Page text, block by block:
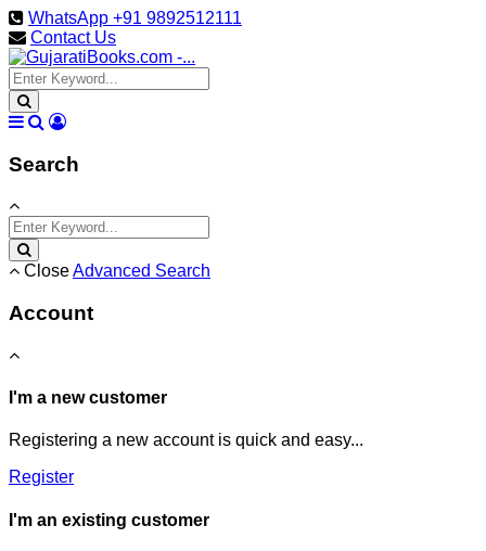
WhatsApp +91 9892512111
Contact Us
Search
CloseAdvanced Search
Account
I'm a new customer
Registering a new account is quick and easy...
Register
I'm an existing customer